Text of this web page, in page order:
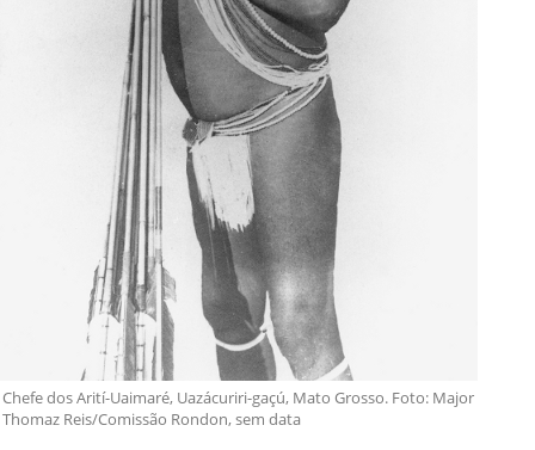
Chefe dos Arití-Uaimaré, Uazácuriri-gaçú, Mato Grosso. Foto: Major
Thomaz Reis/Comissão Rondon, sem data